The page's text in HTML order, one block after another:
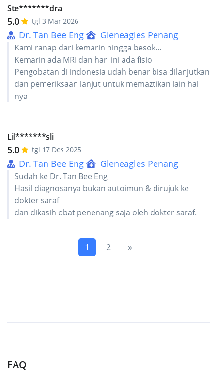
Ste*******dra
5.0 tgl 3 Mar 2026
Dr. Tan Bee Eng Gleneagles Penang
Kami ranap dari kemarin hingga besok...
Kemarin ada MRI dan hari ini ada fisio
Pengobatan di indonesia udah benar bisa dilanjutkan
dan pemeriksaan lanjut untuk memaztikan lain hal
nya
Lil*******sli
5.0 tgl 17 Des 2025
Dr. Tan Bee Eng Gleneagles Penang
Sudah ke Dr. Tan Bee Eng
Hasil diagnosanya bukan autoimun & dirujuk ke
dokter saraf
dan dikasih obat penenang saja oleh dokter saraf.
1 (current)
2 »Next
FAQ